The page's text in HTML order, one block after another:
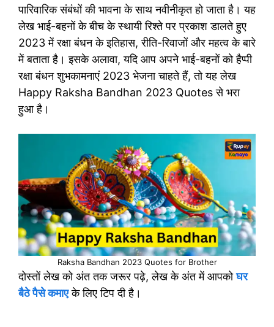
पारिवारिक संबंधों की भावना के साथ नवीनीकृत हो जाता है। यह
लेख भाई-बहनों के बीच के स्थायी रिश्ते पर प्रकाश डालते हुए
2023 में रक्षा बंधन के इतिहास, रीति-रिवाजों और महत्व के बारे
में बताता है। इसके अलावा, यदि आप अपने भाई-बहनों को हैप्पी
रक्षा बंधन शुभकामनाएं 2023 भेजना चाहते हैं, तो यह लेख
Happy Raksha Bandhan 2023 Quotes से भरा
हुआ है।
Raksha Bandhan 2023 Quotes for Brother
दोस्तों लेख को अंत तक जरूर पढ़े, लेख के अंत में आपकोघर
बैठे पैसे कमाएके लिए टिप दी है।